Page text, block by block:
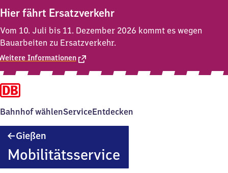
Hier fährt Ersatzverkehr
Vom 10. Juli bis 11. Dezember 2026 kommt es wegen
Bauarbeiten zu Ersatzverkehr.
Informationen
Bahnhof wählenServiceEntdecken
Gießen
Mobilitätsservice